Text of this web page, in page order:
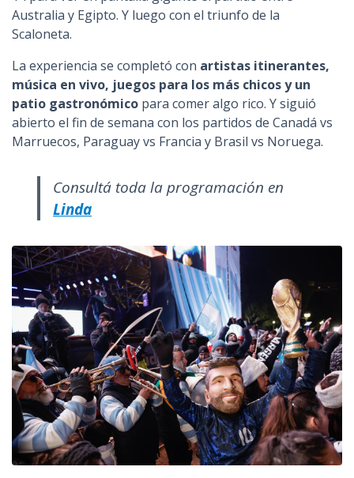
Australia y Egipto. Y luego con el triunfo de la
Scaloneta.
La experiencia se completó con artistas itinerantes,
música en vivo, juegos para los más chicos y un
patio gastronómico para comer algo rico. Y siguió
abierto el fin de semana con los partidos de Canadá vs
Marruecos, Paraguay vs Francia y Brasil vs Noruega.
Consultá toda la programación en
Linda